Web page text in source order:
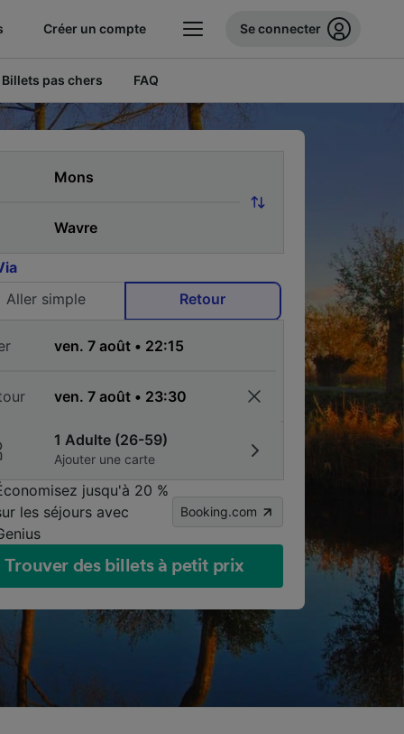
Créer un compte Se connecter
Billets pas chers FAQ
Aller simple
Retour
1 Adulte (26-59)
Ajouter une carte
jusqu'à 20 %
les séjours avec
Booking.com
Trouver des billets à petit prix